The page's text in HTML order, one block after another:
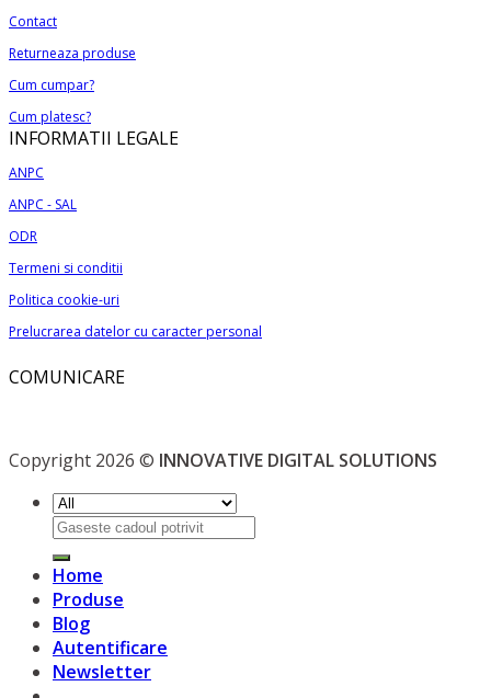
Contact
Returneaza produse
Cum cumpar?
Cum platesc?
INFORMATII LEGALE
ANPC
ANPC - SAL
ODR
Termeni si conditii
Politica cookie-uri
Prelucrarea datelor cu caracter personal
COMUNICARE
Copyright 2026 © INNOVATIVE DIGITAL SOLUTIONS
Caută
după:
Home
Produse
Blog
Autentificare
Newsletter